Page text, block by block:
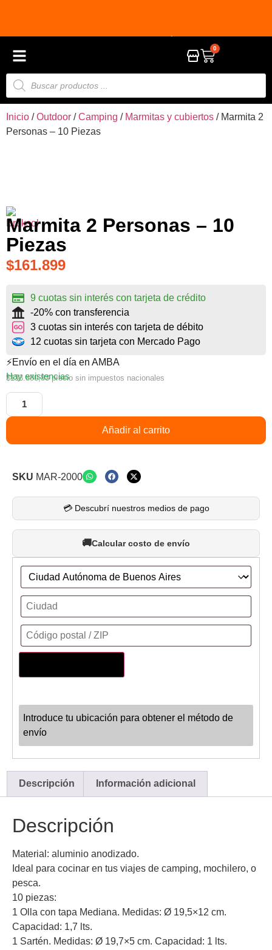
HASTA 9 CUOTAS SIN INTERÉS EN TODA LA
0
Inicio /Outdoor /Camping / Marmitas y cubiertos / Marmita 2
Personas – 10 Piezas
Marmita 2 Personas – 10
Piezas
$161.899
9 cuotas sin interés con tarjeta de crédito
-20% con transferencia
3 cuotas sin interés con tarjeta de débito
12 cuotas sin tarjeta con Mercado Pago
⚡Envío en el día en AMBA
$133.800,83precio sin impuestos nacionales
Hay existencias
Añadir al carrito
SKU MAR-2000
💳 Descubrí nuestros medios de pago
Calcular costo de envío
Introduce tu ubicación para obtener el método de
envío
Descripción Información adicional
Descripción
Material: aluminio anodizado.
Ideal para cocinar en tus viajes de camping, mochilero, o
pesca.
10 piezas:
1 Olla con tapa Mediana. Medidas: Ø 19,5×12 cm.
Capacidad: 1,7 lts.
1 Sartén. Medidas: Ø 19,7×5 cm. Capacidad: 1 lts.